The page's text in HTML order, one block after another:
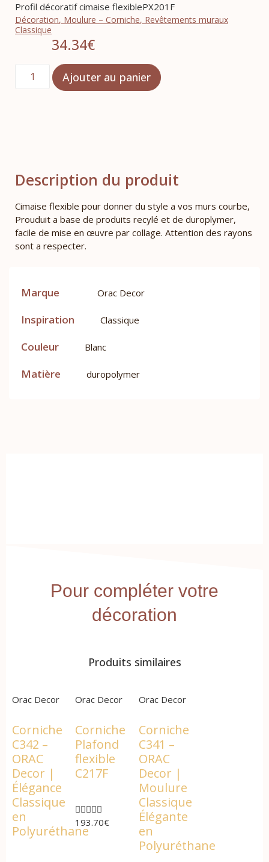
Profil décoratif cimaise flexiblePX201F
Décoration, Moulure – Corniche, Revêtements muraux
Classique
34.34€
Ajouter au panier
Description du produit
Cimaise flexible pour donner du style a vos murs courbe,
Prouduit a base de produits recylé et de duroplymer,
facile de mise en œuvre par collage. Attention des rayons
sont a respecter.
Marque Orac Decor
Inspiration Classique
Couleur Blanc
Matière duropolymer
Pour compléter votre
décoration
Produits similaires
Orac Decor
Corniche
C342 –
ORAC
Decor |
Élégance
Classique
en
Polyuréthane
Orac Decor
Corniche
Plafond
flexible
C217F

193.70€
Orac Decor
Corniche
C341 –
ORAC
Decor |
Moulure
Classique
Élégante
en
Polyuréthane